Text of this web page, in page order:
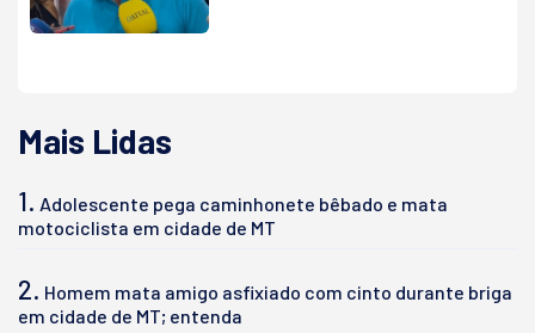
Mais Lidas
1. Adolescente pega caminhonete bêbado e mata
motociclista em cidade de MT
2. Homem mata amigo asfixiado com cinto durante briga
em cidade de MT; entenda